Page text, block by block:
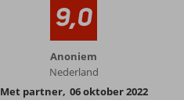
9,0
Anoniem
Nederland
Met partner, 06 oktober 2022